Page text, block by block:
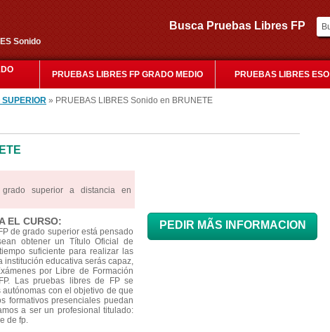
Sonido
Busca Pruebas Libres FP
PRUEBAS LIBRES FP GRADO MEDIO PRUEBAS LIBRES ESO
» PRUEBAS LIBRES Sonido en BRUNETE
PEDIR MÃS INFORMACION
superior a distancia en
EL CURSO:
de grado superior está pensado
obtener un Título Oficial de
suficiente para realizar las
institución educativa serás capaz,
por Libre de Formación
Las pruebas libres de FP se
con el objetivo de que
formativos presenciales puedan
a ser un profesional titulado:
de fp.